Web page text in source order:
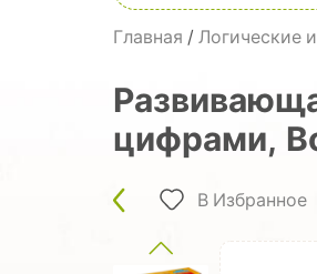
Главная / Логические
цифрами,
В Избранное